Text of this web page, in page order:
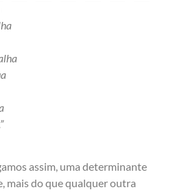
assim, uma determinante
mais do que qualquer outra